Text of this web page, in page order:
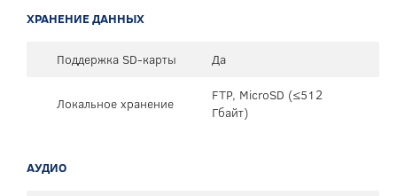
ХРАНЕНИЕ ДАННЫХ
Поддержка SD-карты Да
Локальное хранение
FTP, MicroSD (≤512
Гбайт)
АУДИО